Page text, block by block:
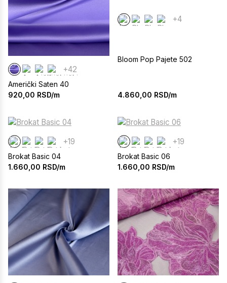
+42
Američki Saten 40
920,00 RSD/m
+4
Bloom Pop Pajete 502
4.860,00 RSD/m
+19
Brokat Basic 04
1.660,00 RSD/m
+19
Brokat Basic 06
1.660,00 RSD/m